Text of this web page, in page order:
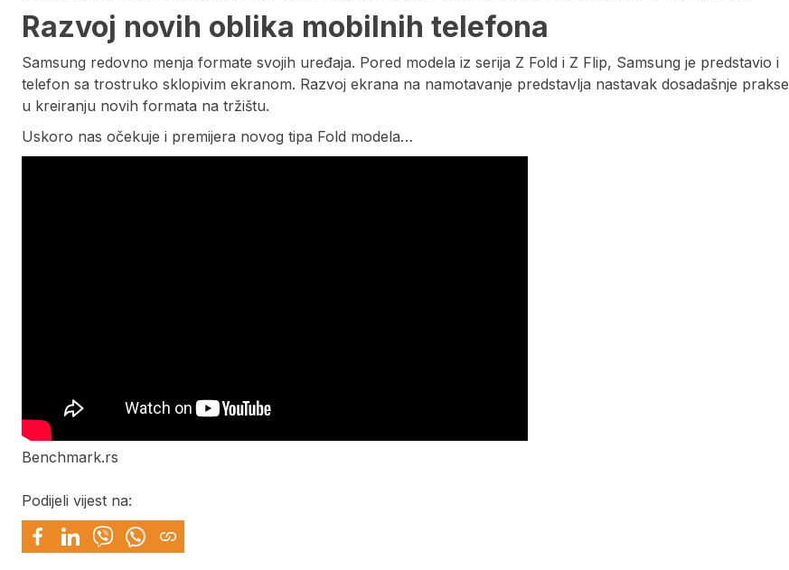
Razvoj novih oblika mobilnih telefona
Samsung redovno menja formate svojih uređaja. Pored modela iz serija Z Fold i Z Flip, Samsung je predstavio i
telefon sa trostruko sklopivim ekranom. Razvoj ekrana na namotavanje predstavlja nastavak dosadašnje prakse
u kreiranju novih formata na tržištu.
Uskoro nas očekuje i premijera novog tipa Fold modela…
Benchmark.rs
Podijeli vijest na: